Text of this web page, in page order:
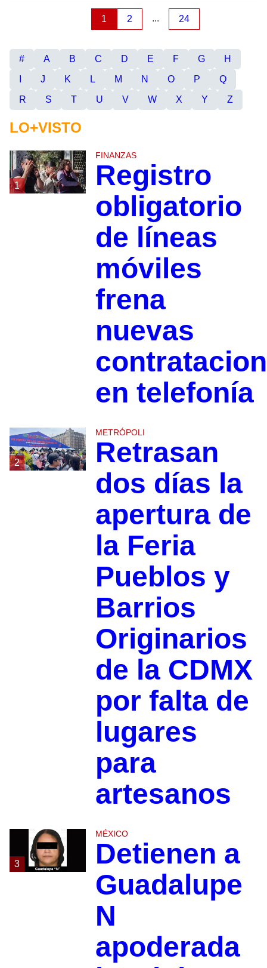
1 2 ... 24
# A B C D E F G
H
J K L M N O P
Q
R
S T U V W X Y Z
LO+VISTO
1
FINANZAS
Registro
obligatorio
de líneas
móviles
frena
nuevas
en telefonía
2
METRÓPOLI
Retrasan
dos días la
apertura de
la Feria
Pueblos y
Barrios
Originarios
de la CDMX
por falta de
lugares
para
artesanos
3
MÉXICO
Detienen a
Guadalupe
N
apoderada